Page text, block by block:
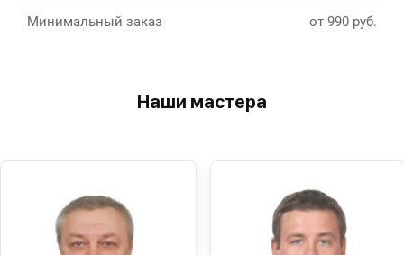
Минимальный заказ от 990 руб.
Наши мастера